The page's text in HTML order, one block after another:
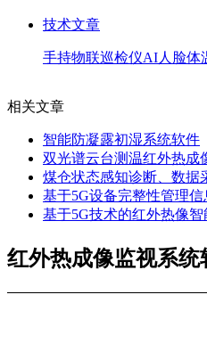
技术文章
手持物联巡检仪AI人脸体
相关文章
智能防凝露初湿系统软件
双光谱云台测温红外热成
煤仓状态感知诊断、数据
基于5G设备完整性管理
基于5G技术的红外热像
红外热成像监视系统